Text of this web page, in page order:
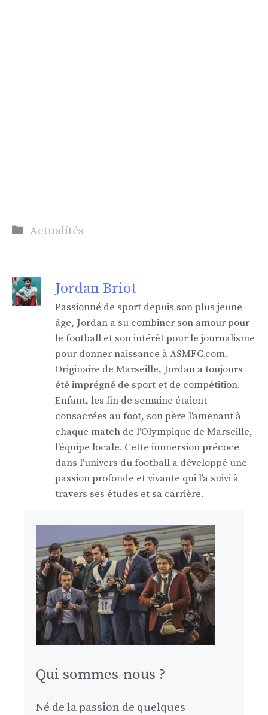
Catégories
Actualités
Jordan Briot
Passionné de sport depuis son plus jeune
âge, Jordan a su combiner son amour pour
le football et son intérêt pour le journalisme
pour donner naissance à ASMFC.com.
Originaire de Marseille, Jordan a toujours
été imprégné de sport et de compétition.
Enfant, les fin de semaine étaient
consacrées au foot, son père l'amenant à
chaque match de l'Olympique de Marseille,
l'équipe locale. Cette immersion précoce
dans l'univers du football a développé une
passion profonde et vivante qui l'a suivi à
travers ses études et sa carrière.
Qui sommes-nous ?
Né de la passion de quelques